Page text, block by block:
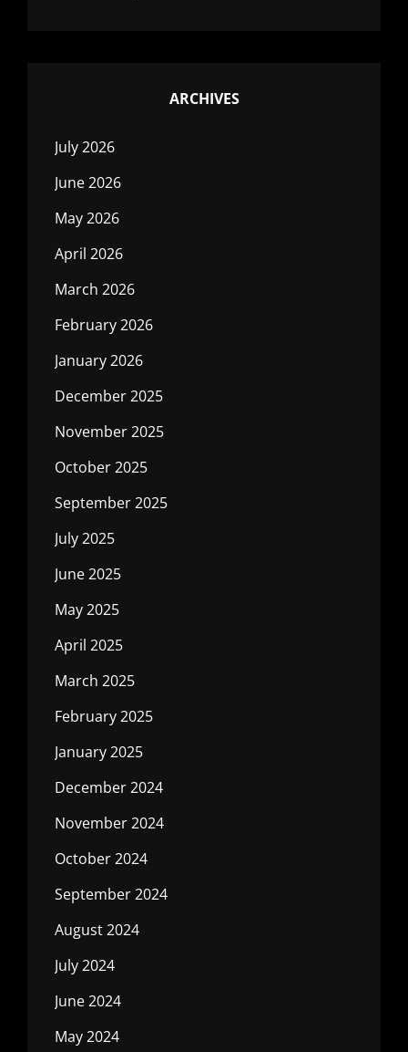
ARCHIVES
July 2026
June 2026
May 2026
April 2026
March 2026
February 2026
January 2026
December 2025
November 2025
October 2025
September 2025
July 2025
June 2025
May 2025
April 2025
March 2025
February 2025
January 2025
December 2024
November 2024
October 2024
September 2024
August 2024
July 2024
June 2024
May 2024